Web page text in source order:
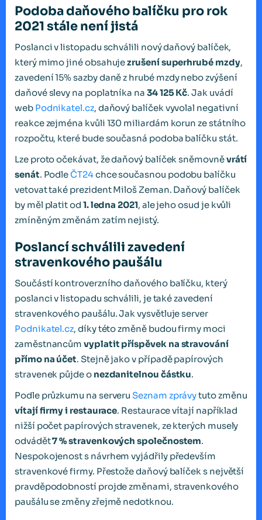
Podoba daňového balíčku pro rok
2021 stále není jistá
Poslanci v listopadu schválili nový daňový balíček,
který mimo jiné obsahujezrušení superhrubé mzdy,
zavedení 15% sazby daně z hrubé mzdy nebo zvýšení
daňové slevy na poplatníka na 34 125 Kč. Jak uvádí
web Podnikatel.cz, daňový balíček vyvolal negativní
reakce zejména kvůli 130 miliardám korun ze státního
rozpočtu, které bude současná podoba balíčku stát.
Lze proto očekávat, že daňový balíček sněmovněvrátí
senát. PodleČT24chce současnou podobu balíčku
vetovat také prezident Miloš Zeman. Daňový balíček
by měl platit od 1. ledna 2021, ale jeho osud je kvůli
zmíněným změnám zatím nejistý.
Poslancí schválili zavedení
stravenkového paušálu
Součástí kontroverzního daňového balíčku, který
poslanci v listopadu schválili, je také zavedení
stravenkového paušálu. Jak vysvětluje server
Podnikatel.cz, díky této změně budou firmy moci
zaměstnancům vyplatit příspěvek na stravování
přímo na účet. Stejně jako v případě papírových
stravenek půjde onezdanitelnou částku.
Podle průzkumu na serveru Seznam zprávytuto změnu
vítají firmy i restaurace. Restaurace vítají například
nižší počet papírových stravenek, ze kterých musely
odvádět7 % stravenkových společnostem.
Nespokojenost s návrhem vyjádřily především
stravenkové firmy. Přestože daňový balíček s největší
pravděpodobností projde změnami, stravenkového
paušálu se změny zřejmě nedotknou.